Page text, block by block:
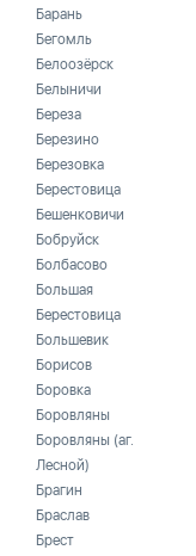
Барань
Бегомль
Белоозёрск
Белыничи
Береза
Березино
Березовка
Берестовица
Бешенковичи
Бобруйск
Болбасово
Большая
Берестовица
Большевик
Борисов
Боровка
Боровляны
Боровляны (аг.
Лесной)
Брагин
Браслав
Брест